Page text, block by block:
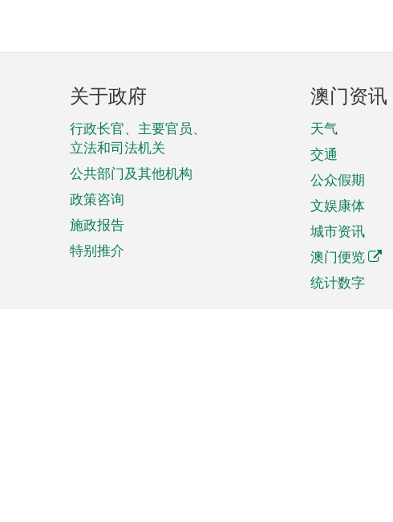
页
脚
菜
单
关于政府
行政长官、主要官员、
立法和司法机关
公共部门及其他机构
政策咨询
施政报告
特别推介
澳门资讯
天气
交通
公众假期
文娱康体
城市资讯
澳门便览
统计数字